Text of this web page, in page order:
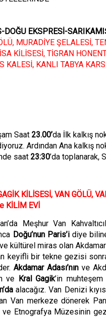
DOĞU EKSPRESİ-
MURADİYE ŞELALESİ,
KİLİSESİ, TİGRAN
KALESİ, KANLI TABYA
Saat 23.00’da İlk kalkış
Ardından Ana kalkış
saat 23:30’da toplanarak,
KİLİSESİ, VAN GÖLÜ,
KİLİM EVİ
MeşhurVan
Doğu’nun Paris’i diye
kültürel miras olan
keyifli bir tekne gezisi
Akdamar Adası’nın ve
ve Kral Gagik’in
alacağız. Van Denizi
Van merkeze dönerek
Etnografya Müzesinin